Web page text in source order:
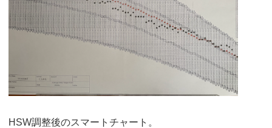
HSW調整後のスマートチャート。